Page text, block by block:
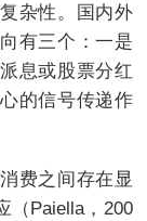
杂性。国内外
有三个：一是
息或股票分红
的信号传递作
费之间存在显
（Paiella，200